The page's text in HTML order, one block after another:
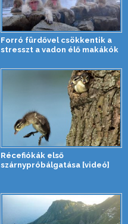
Forró fürdővel csökkentik a
stresszt a vadon élő makákók
Récefiókák első
szárnypróbálgatása [videó]